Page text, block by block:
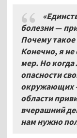
болезни —
Почему такое
Конечно, я
мер. Но
опасности
окружающих
области
вчерашний
нам нужно